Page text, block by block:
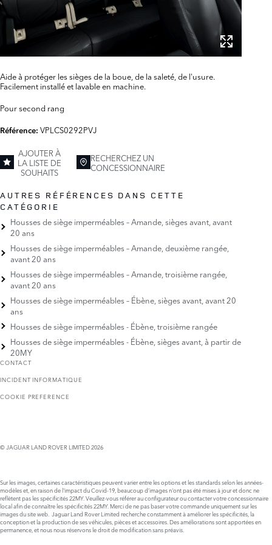
Aide à protéger les sièges de la boue, de la saleté, de l'usure.
Facilement installé et lavable en machine.
Pour second rang
Référence: VPLCS0292PVJ
AJOUTER À
LA LISTE DE
SOUHAITS
RECHERCHEZ UN
CONCESSIONNAIRE
AUTRES RÉFÉRENCES DANS CETTE
CATÉGORIE
Housses de siège imperméables – Amande, sièges avant, avant
20 ans
Housses de siège imperméables – Amande, deuxième rangée,
avant 20 ans
Housses de siège imperméables – Amande, troisième rangée,
avant 20 ans
Housses de siège imperméables – Ébène, sièges avant, avant 20
ans
Housses de siège imperméables - Ébène, troisième rangée
Housses de siège imperméables - Ébène, sièges avant, à partir de
20MY
CONTACT
INCIDENT INFORMATIQUE
COOKIE PREFERENCE
© JAGUAR LAND ROVER LIMITED 2026
Sur les images, certaines caractéristiques peuvent varier entre les options et les standards selon les années-
modèles et, en raison de l'impact du Covid-19, beaucoup d’images n'ont pas été mises à jour et donc ne
reflètent pas les spécificités 22MY. Veuillez-vous référer au configurateur ou contacter votre concessionnaire
local afin de connaître les spécificités 22MY. Merci de ne pas baser votre commande uniquement sur les
images du site web. Jaguar Land Rover Limited recherche constamment à améliorer les spécificités, la
conception et la production de ses véhicules, pièces et accessoires. Des améliorations sont apportées en
permanence, et nous nous réservons le droit de modification sans préavis.